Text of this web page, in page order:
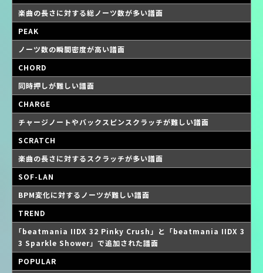
楽曲の長さに対する総ノーツ数が多い譜面
PEAK
ノーツ数の瞬間密度が高い譜面
CHORD
同時押しが難しい譜面
CHARGE
チャージノートやバックスピンスクラッチが難しい譜面
SCRATCH
楽曲の長さに対するスクラッチが多い譜面
SOF-LAN
BPM変化に対するノーツが難しい譜面
TREND
｢beatmania IIDX 32 Pinky Crush」と「beatmania IIDX 3
3 Sparkle Shower」で追加された譜面
POPULAR